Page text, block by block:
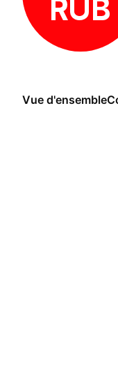
Vue d'ensemble